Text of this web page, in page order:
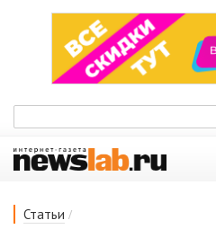
Статьи /